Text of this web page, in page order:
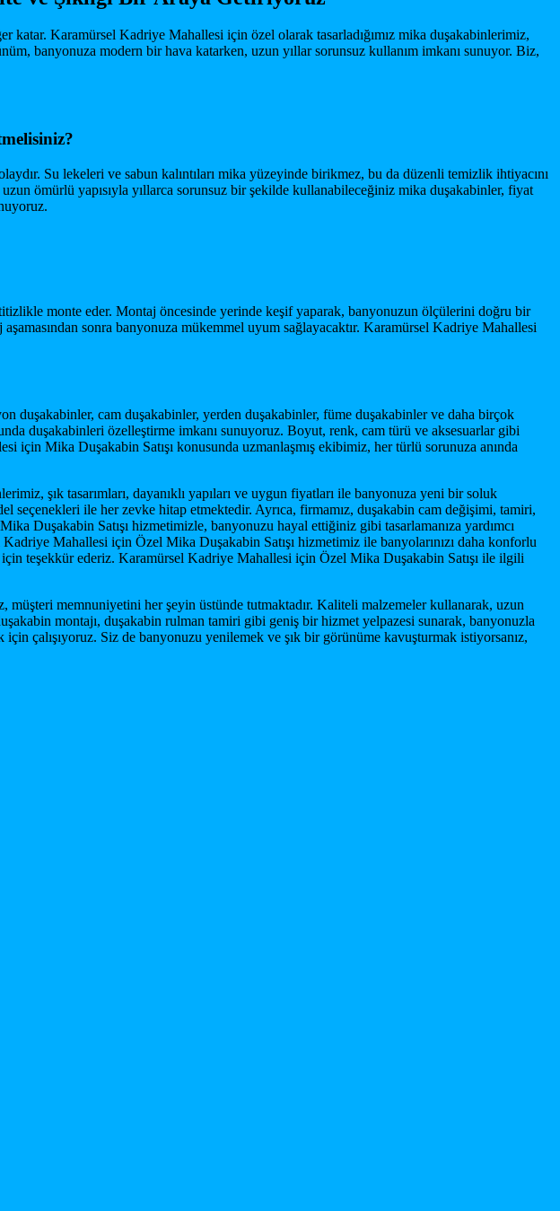
katar. Karamürsel Kadriye Mahallesi için özel olarak tasarladığımız mika duşakabinlerimiz,
banyonuza modern bir hava katarken, uzun yıllar sorunsuz kullanım imkanı sunuyor. Biz,
Su lekeleri ve sabun kalıntıları mika yüzeyinde birikmez, bu da düzenli temizlik ihtiyacını
ömürlü yapısıyla yıllarca sorunsuz bir şekilde kullanabileceğiniz mika duşakabinler, fiyat
monte eder. Montaj öncesinde yerinde keşif yaparak, banyonuzun ölçülerini doğru bir
sonra banyonuza mükemmel uyum sağlayacaktır. Karamürsel Kadriye Mahallesi
duşakabinler, cam duşakabinler, yerden duşakabinler, füme duşakabinler ve daha birçok
duşakabinleri özelleştirme imkanı sunuyoruz. Boyut, renk, cam türü ve aksesuarlar gibi
Mika Duşakabin Satışı konusunda uzmanlaşmış ekibimiz, her türlü sorunuza anında
şık tasarımları, dayanıklı yapıları ve uygun fiyatları ile banyonuza yeni bir soluk
ile her zevke hitap etmektedir. Ayrıca, firmamız, duşakabin cam değişimi, tamiri,
Duşakabin Satışı hizmetimizle, banyonuzu hayal ettiğiniz gibi tasarlamanıza yardımcı
Mahallesi için Özel Mika Duşakabin Satışı hizmetimiz ile banyolarınızı daha konforlu
teşekkür ederiz. Karamürsel Kadriye Mahallesi için Özel Mika Duşakabin Satışı ile ilgili
müşteri memnuniyetini her şeyin üstünde tutmaktadır. Kaliteli malzemeler kullanarak, uzun
montajı, duşakabin rulman tamiri gibi geniş bir hizmet yelpazesi sunarak, banyonuzla
çalışıyoruz. Siz de banyonuzu yenilemek ve şık bir görünüme kavuşturmak istiyorsanız,